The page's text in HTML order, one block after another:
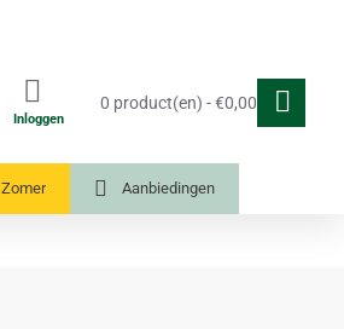
Inloggen
0 product(en) - €0,00
Zomer Aanbiedingen